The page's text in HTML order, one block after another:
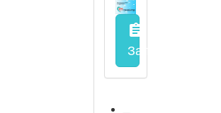
assignment
Запись на прием